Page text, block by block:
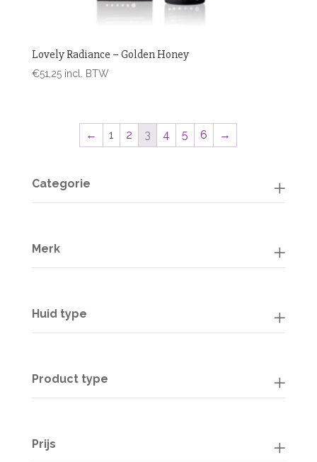
Lovely Radiance – Golden Honey
€51,25 incl. BTW
← 1 2 3 4 5 6 →
Categorie
Merk
Huid type
Product type
Prijs